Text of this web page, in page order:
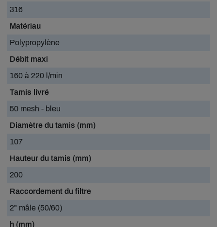
316
Matériau
Polypropylène
Débit maxi
160 à 220 l/min
Tamis livré
50 mesh - bleu
Diamètre du tamis (mm)
107
Hauteur du tamis (mm)
200
Raccordement du filtre
2" mâle (50/60)
h (mm)